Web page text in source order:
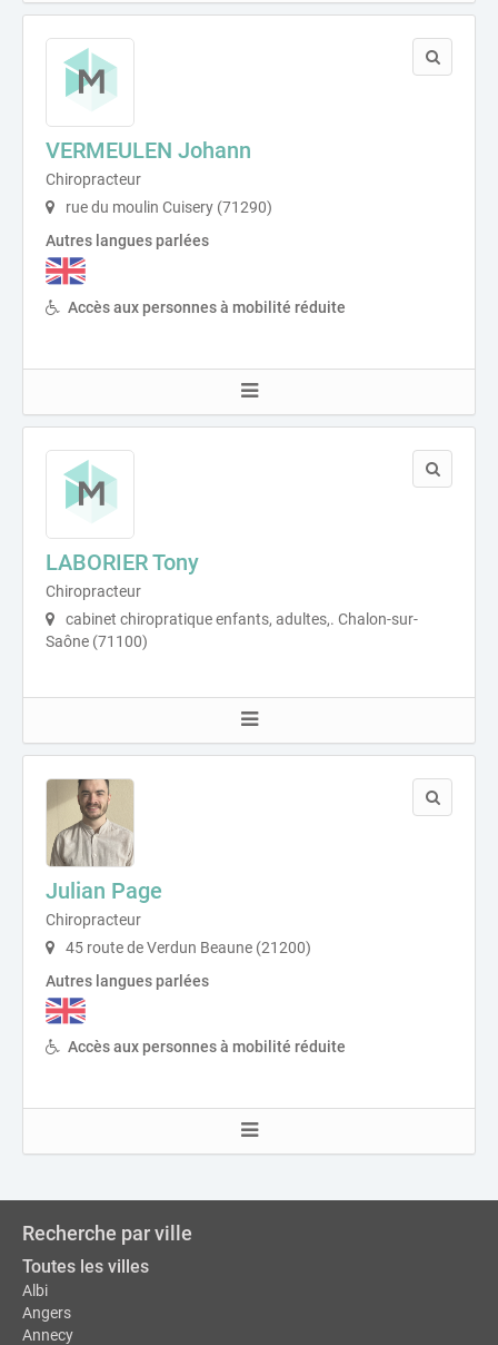
VERMEULEN Johann
Chiropracteur
rue du moulin Cuisery (71290)
Autres langues parlées
Accès aux personnes à mobilité réduite
LABORIER Tony
Chiropracteur
cabinet chiropratique enfants, adultes,. Chalon-sur-
Saône (71100)
Julian Page
Chiropracteur
45 route de Verdun Beaune (21200)
Autres langues parlées
Accès aux personnes à mobilité réduite
Recherche par ville
Toutes les villes
Albi
Angers
Annecy